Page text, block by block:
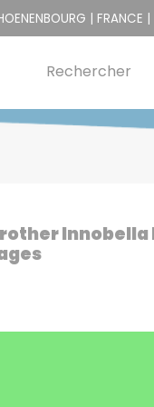
| FRANCE |
Rechercher
Innobella